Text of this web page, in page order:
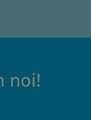
noi!